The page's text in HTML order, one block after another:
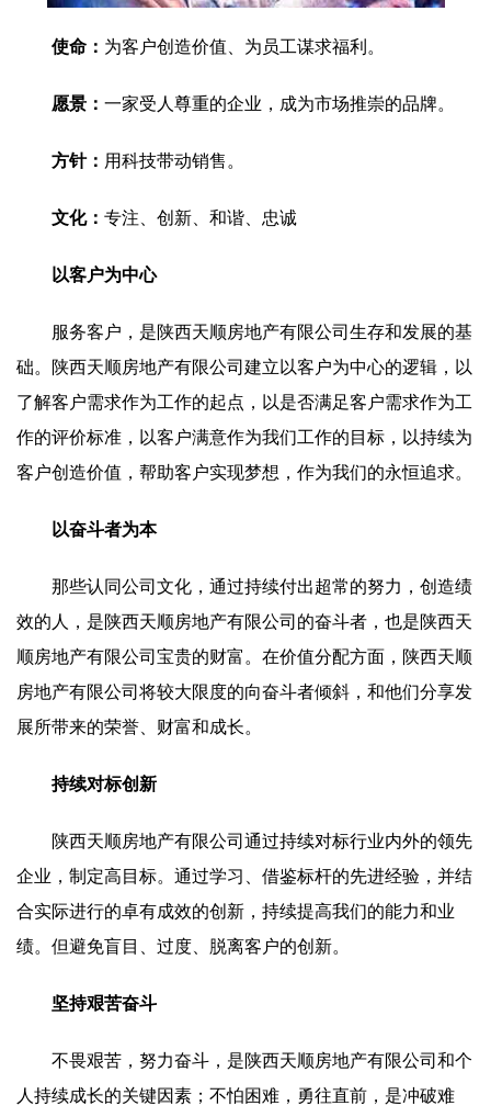
使命： 为客户创造价值、为员工谋求福利。
愿景： 一家受人尊重的企业，成为市场推崇的品牌。
方针： 用科技带动销售。
文化： 专注、创新、和谐、忠诚
以客户为中心
服务客户，是陕西天顺房地产有限公司生存和发展的基
础。陕西天顺房地产有限公司建立以客户为中心的逻辑，以
了解客户需求作为工作的起点，以是否满足客户需求作为工
作的评价标准，以客户满意作为我们工作的目标，以持续为
客户创造价值，帮助客户实现梦想，作为我们的永恒追求。
以奋斗者为本
那些认同公司文化，通过持续付出超常的努力，创造绩
效的人，是陕西天顺房地产有限公司的奋斗者，也是陕西天
顺房地产有限公司宝贵的财富。在价值分配方面，陕西天顺
房地产有限公司将较大限度的向奋斗者倾斜，和他们分享发
展所带来的荣誉、财富和成长。
持续对标创新
陕西天顺房地产有限公司通过持续对标行业内外的领先
企业，制定高目标。通过学习、借鉴标杆的先进经验，并结
合实际进行的卓有成效的创新，持续提高我们的能力和业
绩。但避免盲目、过度、脱离客户的创新。
坚持艰苦奋斗
不畏艰苦，努力奋斗，是陕西天顺房地产有限公司和个
人持续成长的关键因素；不怕困难，勇往直前，是冲破难